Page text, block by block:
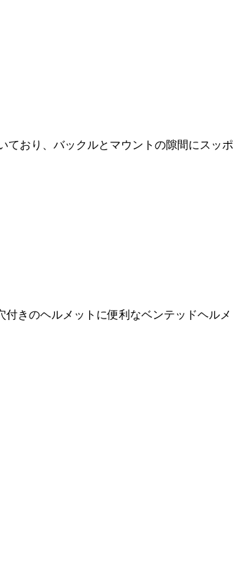
おり、バックルとマウントの隙間にスッポ
きのヘルメットに便利なベンテッドヘルメ